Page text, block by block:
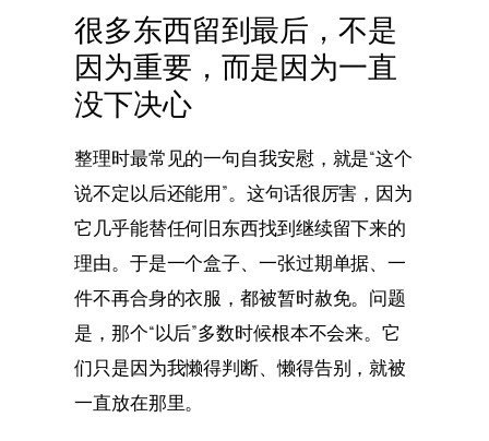
很多东西留到最后，不是
因为重要，而是因为一直
没下决心
整理时最常见的一句自我安慰，就是“这个
说不定以后还能用”。这句话很厉害，因为
它几乎能替任何旧东西找到继续留下来的
理由。于是一个盒子、一张过期单据、一
件不再合身的衣服，都被暂时赦免。问题
是，那个“以后”多数时候根本不会来。它
们只是因为我懒得判断、懒得告别，就被
一直放在那里。